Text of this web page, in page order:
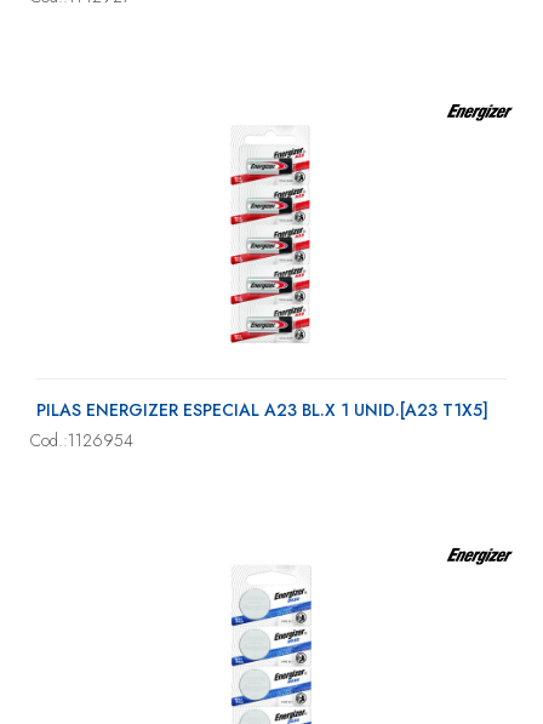
PILAS ENERGIZER ESPECIAL A23 BL.X 1 UNID.[A23 T1X5]
Cod.:1126954